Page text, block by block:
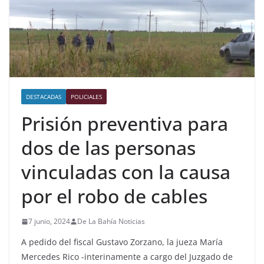
DESTACADAS POLICIALES
Prisión preventiva para
dos de las personas
vinculadas con la causa
por el robo de cables
7 junio, 2024 De La Bahía Noticias
A pedido del fiscal Gustavo Zorzano, la jueza María
Mercedes Rico -interinamente a cargo del Juzgado de